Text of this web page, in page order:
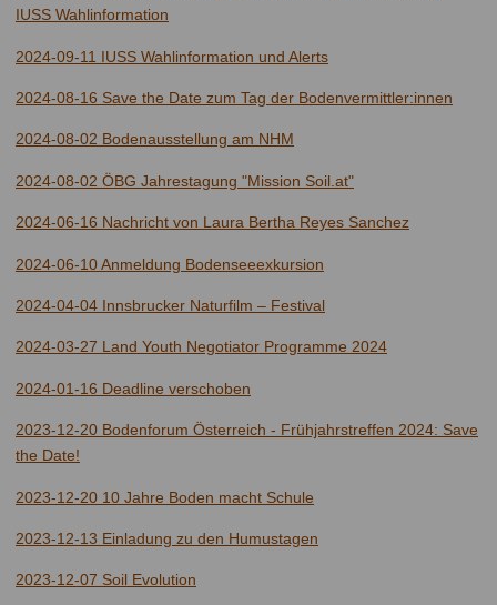
IUSS Wahlinformation
2024-09-11 IUSS Wahlinformation und Alerts
2024-08-16 Save the Date zum Tag der Bodenvermittler:innen
2024-08-02 Bodenausstellung am NHM
2024-08-02 ÖBG Jahrestagung "Mission Soil.at"
2024-06-16 Nachricht von Laura Bertha Reyes Sanchez
2024-06-10 Anmeldung Bodenseeexkursion
2024-04-04 Innsbrucker Naturfilm – Festival
2024-03-27 Land Youth Negotiator Programme 2024
2024-01-16 Deadline verschoben
2023-12-20 Bodenforum Österreich - Frühjahrstreffen 2024: Save
the Date!
2023-12-20 10 Jahre Boden macht Schule
2023-12-13 Einladung zu den Humustagen
2023-12-07 Soil Evolution